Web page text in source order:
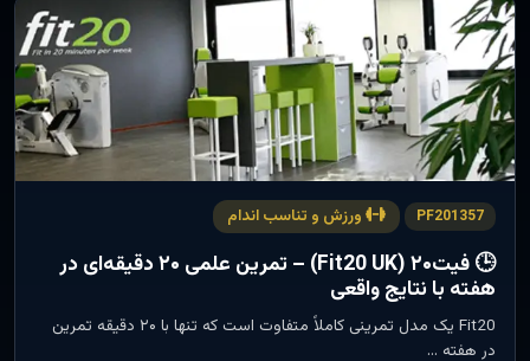
PF201357 ورزش و تناسب اندام
🕒 فیت۲۰ (Fit20 UK) – تمرین علمی ۲۰ دقیقه‌ای در
هفته با نتایج واقعی
Fit20 یک مدل تمرینی کاملاً متفاوت است که تنها با ۲۰ دقیقه تمرین
در هفته …